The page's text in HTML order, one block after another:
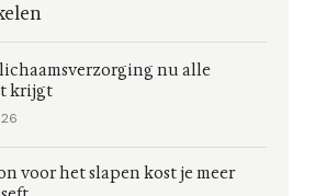
nu alle
krijgt
voor het slapen kost je meer